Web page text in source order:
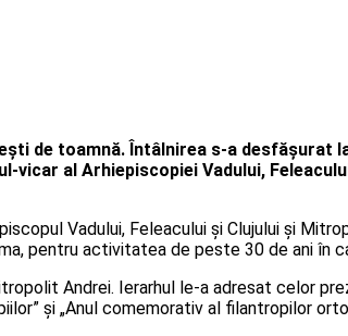
de toamnă. Întâlnirea s-a desfășurat
al Arhiepiscopiei Vadului,
Vadului, Feleacului și Clujului și
pentru activitatea de peste 30 de ani în
Andrei. Ierarhul le-a adresat celor
și „Anul comemorativ al filantropilor